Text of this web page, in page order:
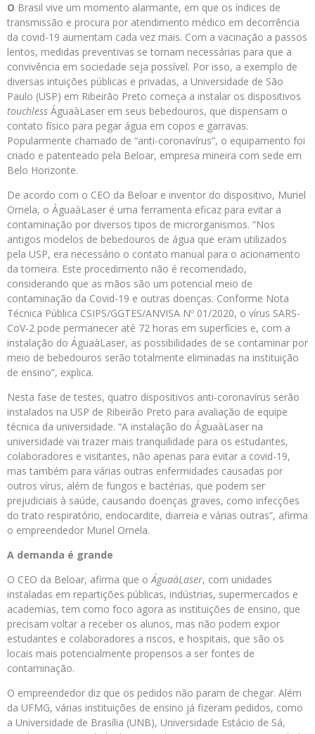
O Brasil vive um momento alarmante, em que os índices de
transmissão e procura por atendimento médico em decorrência
da covid-19 aumentam cada vez mais. Com a vacinação a passos
lentos, medidas preventivas se tornam necessárias para que a
convivência em sociedade seja possível. Por isso, a exemplo de
diversas intuições públicas e privadas, a Universidade de São
Paulo (USP) em Ribeirão Preto começa a instalar os dispositivos
touchless ÁguaàLaser em seus bebedouros, que dispensam o
contato físico para pegar água em copos e garravas.
Popularmente chamado de “anti-coronavírus”, o equipamento foi
criado e patenteado pela Beloar, empresa mineira com sede em
Belo Horizonte.
De acordo com o CEO da Beloar e inventor do dispositivo, Muriel
Ornela, o ÁguaàLaser é uma ferramenta eficaz para evitar a
contaminação por diversos tipos de microrganismos. “Nos
antigos modelos de bebedouros de água que eram utilizados
pela USP, era necessário o contato manual para o acionamento
da torneira. Este procedimento não é recomendado,
considerando que as mãos são um potencial meio de
contaminação da Covid-19 e outras doenças. Conforme Nota
Técnica Pública CSIPS/GGTES/ANVISA Nº 01/2020, o vírus SARS-
CoV-2 pode permanecer até 72 horas em superfícies e, com a
instalação do ÁguaàLaser, as possibilidades de se contaminar por
meio de bebedouros serão totalmente eliminadas na instituição
de ensino”, explica.
Nesta fase de testes, quatro dispositivos anti-coronavírus serão
instalados na USP de Ribeirão Preto para avaliação de equipe
técnica da universidade. “A instalação do ÁguaàLaser na
universidade vai trazer mais tranquilidade para os estudantes,
colaboradores e visitantes, não apenas para evitar a covid-19,
mas também para várias outras enfermidades causadas por
outros vírus, além de fungos e bactérias, que podem ser
prejudiciais à saúde, causando doenças graves, como infecções
do trato respiratório, endocardite, diarreia e várias outras”, afirma
o empreendedor Muriel Ornela.
A demanda é grande
O CEO da Beloar, afirma que oÁguaàLaser, com unidades
instaladas em repartições públicas, indústrias, supermercados e
academias, tem como foco agora as instituições de ensino, que
precisam voltar a receber os alunos, mas não podem expor
estudantes e colaboradores a riscos, e hospitais, que são os
locais mais potencialmente propensos a ser fontes de
contaminação.
O empreendedor diz que os pedidos não param de chegar. Além
da UFMG, várias instituições de ensino já fizeram pedidos, como
a Universidade de Brasília (UNB), Universidade Estácio de Sá,